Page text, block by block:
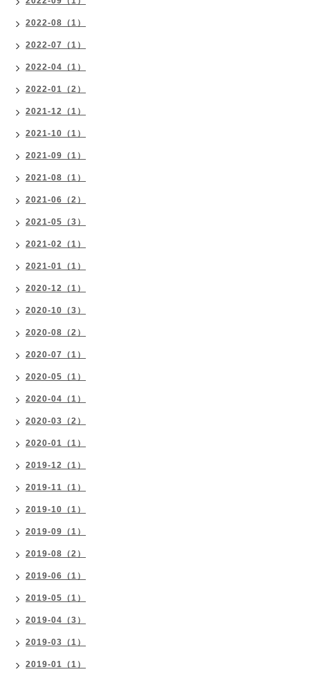
2022-08（1）
2022-07（1）
2022-04（1）
2022-01（2）
2021-12（1）
2021-10（1）
2021-09（1）
2021-08（1）
2021-06（2）
2021-05（3）
2021-02（1）
2021-01（1）
2020-12（1）
2020-10（3）
2020-08（2）
2020-07（1）
2020-05（1）
2020-04（1）
2020-03（2）
2020-01（1）
2019-12（1）
2019-11（1）
2019-10（1）
2019-09（1）
2019-08（2）
2019-06（1）
2019-05（1）
2019-04（3）
2019-03（1）
2019-01（1）